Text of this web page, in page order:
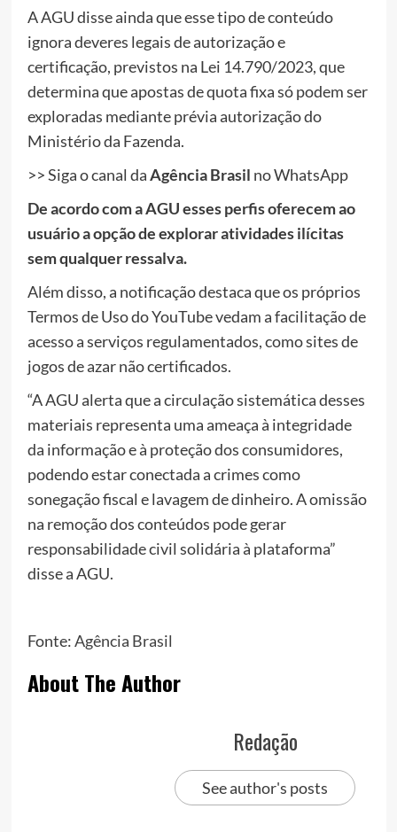
A AGU disse ainda que esse tipo de conteúdo
ignora deveres legais de autorização e
certificação, previstos na Lei 14.790/2023, que
determina que apostas de quota fixa só podem ser
exploradas mediante prévia autorização do
Ministério da Fazenda.
>> Siga o canal daAgência Brasil no WhatsApp
De acordo com a AGU esses perfis oferecem ao
usuário a opção de explorar atividades ilícitas
sem qualquer ressalva.
Além disso, a notificação destaca que os próprios
Termos de Uso do YouTube vedam a facilitação de
acesso a serviços regulamentados, como sites de
jogos de azar não certificados.
“A AGU alerta que a circulação sistemática desses
materiais representa uma ameaça à integridade
da informação e à proteção dos consumidores,
podendo estar conectada a crimes como
sonegação fiscal e lavagem de dinheiro. A omissão
na remoção dos conteúdos pode gerar
responsabilidade civil solidária à plataforma”
disse a AGU.
Fonte:Agência Brasil
About The Author
Redação
See author's posts